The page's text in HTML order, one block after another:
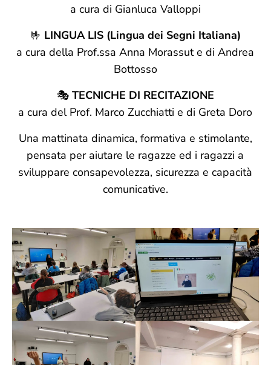
a cura di Gianluca Valloppi
🤟 LINGUA LIS (Lingua dei Segni Italiana)
a cura della Prof.ssa Anna Morassut e di Andrea
Bottosso
🎭 TECNICHE DI RECITAZIONE
a cura del Prof. Marco Zucchiatti e di Greta Doro
Una mattinata dinamica, formativa e stimolante,
pensata per aiutare le ragazze ed i ragazzi a
sviluppare consapevolezza, sicurezza e capacità
comunicative.